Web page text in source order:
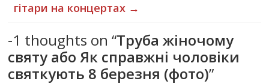
гітари на концертах →
-1 thoughts on “Труба жіночому
святу або Як справжні чоловіки
святкують 8 березня (фото)”